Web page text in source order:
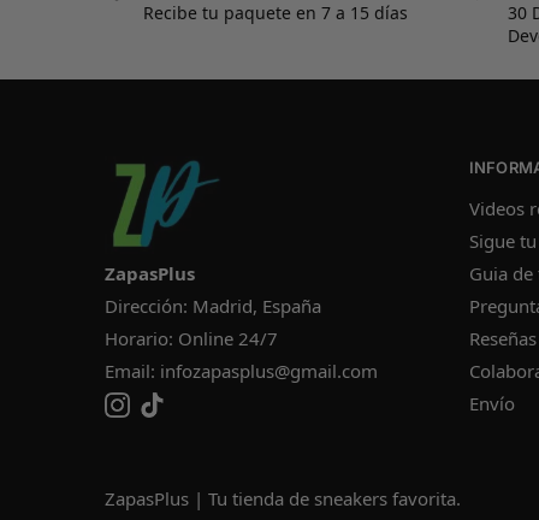
Recibe tu paquete en 7 a 15 días
30
ZapasPlus
Dirección: Madrid, España
Horario: Online 24/7
Email: infozapasplus@gmail.com
Videos
Sigue
Guia de
Envío
ZapasPlus | Tu tienda de sneakers favorita.